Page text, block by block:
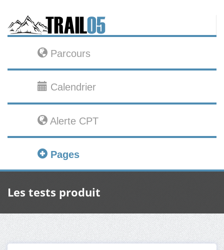
Parcours
Calendrier
Alerte CPT
Pages
Les tests produit